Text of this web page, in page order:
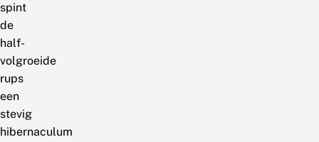
spint
de
half-
volgroeide
rups
een
stevig
hibernaculum